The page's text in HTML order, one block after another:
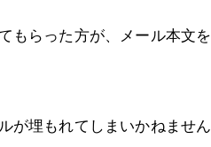
もらった方が、メール本文を
が埋もれてしまいかねません